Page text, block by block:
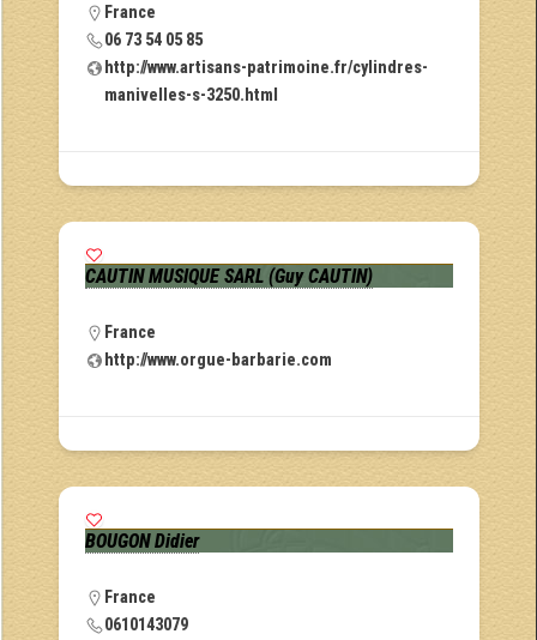
France
06 73 54 05 85
http://www.artisans-patrimoine.fr/cylindres-
manivelles-s-3250.html
CAUTIN MUSIQUE SARL (Guy CAUTIN)
France
http://www.orgue-barbarie.com
BOUGON Didier
France
0610143079